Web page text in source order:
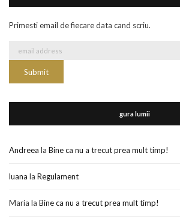
Primesti email de fiecare data cand scriu.
gura lumii
Andreea la Bine ca nu a trecut prea mult timp!
luana la Regulament
Maria la Bine ca nu a trecut prea mult timp!